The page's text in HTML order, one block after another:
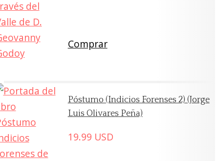
Comprar
Póstumo (Indicios Forenses 2) (Jorge
Luis Olivares Peña)
19.99 USD